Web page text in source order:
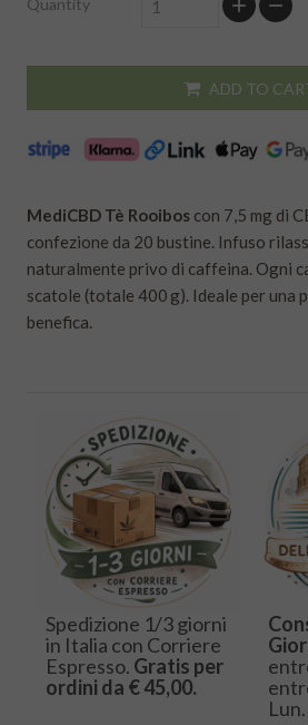
ADD TO
MediCBD Tè Rooibos con 7,5 mg di
confezione da 20 bustine. Infuso
naturalmente privo di caffeina. Ogni
scatole (totale 400 g). Ideale per una
benefica.
Spedizione 1/3 giorni
in Italia con Corriere
Espresso. Gratis per
ordini da € 45,00.